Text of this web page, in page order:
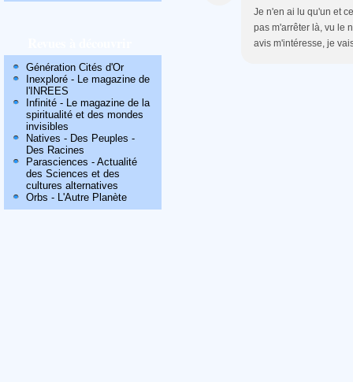
Génération Cités d'Or
Inexploré - Le magazine de
l'INREES
Infinité - Le magazine de la
spiritualité et des mondes
invisibles
Natives - Des Peuples -
Des Racines
Parasciences - Actualité
des Sciences et des
cultures alternatives
Orbs - L'Autre Planète
Je n'en ai lu qu'un et
pas m'arrêter là, vu le
avis m'intéresse, je